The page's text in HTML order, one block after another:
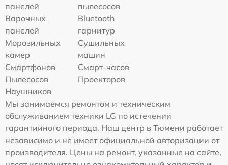
панелей
пылесосов
Варочных
панелей
Bluetooth
гарнитур
Морозильных
камер
Сушильных
машин
Смартфонов
Смарт-часов
Пылесосов
Проекторов
Наушников
Мы занимаемся ремонтом и техническим
обслуживанием техники LG по истечении
гарантийного периода. Наш центр в Тюмени работает
независимо и не имеет официальной авторизации от
производителя. Цены на ремонт, указанные на сайте,